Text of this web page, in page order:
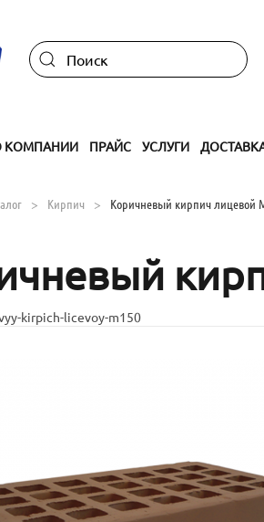
КОМПАНИИ ПРАЙС УСЛУГИ
Кирпич Коричневый кирпич лицевой
kirpich-licevoy-m150